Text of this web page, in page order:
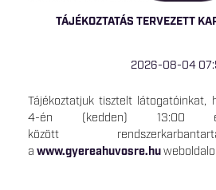
TÁJÉKOZTATÁS TERVEZETT
2026-08-04
Tájékoztatjuk tisztelt látogatóinkat,
4-én (kedden) 13:00
között
a www.gyereahuvosre.hu